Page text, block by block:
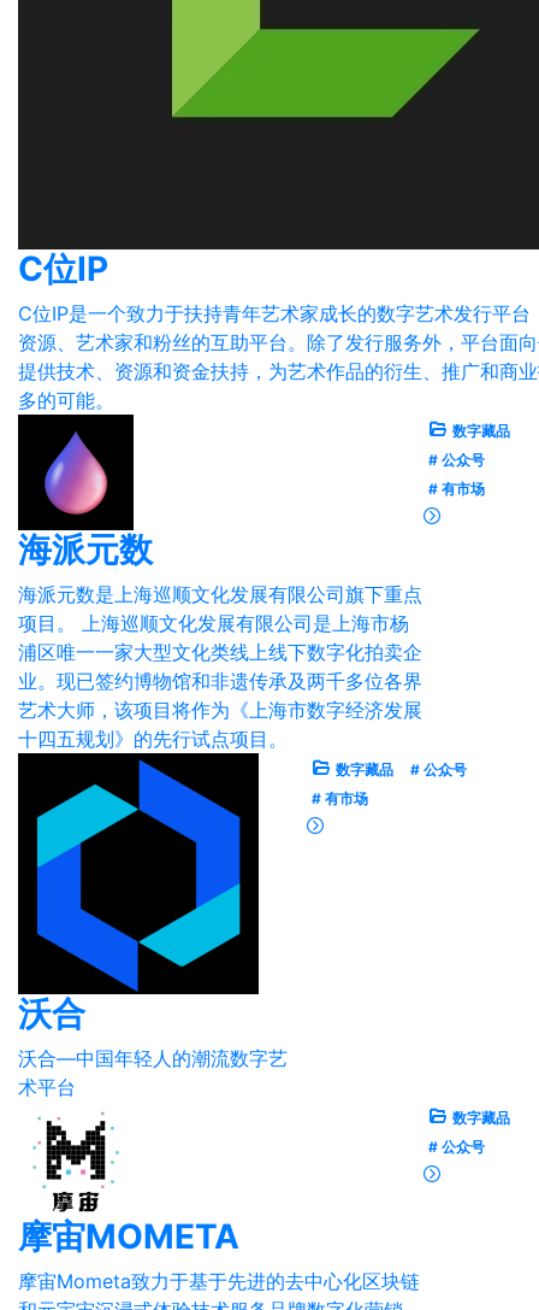
C位IP
C位IP是一个致力于扶持青年艺术家成长的数字艺术发行平台
资源、艺术家和粉丝的互助平台。除了发行服务外，平台面
提供技术、资源和资金扶持，为艺术作品的衍生、推广和商
多的可能。
海派元数
海派元数是上海巡顺文化发展有限公司旗下重点
项目。 上海巡顺文化发展有限公司是上海市杨
浦区唯⼀⼀家⼤型⽂化类线上线下数字化拍卖企
业。现已签约博物馆和非遗传承及两千多位各界
艺术大师，该项目将作为《上海市数字经济发展
十四五规划》的先行试点项目。
数字藏品
# 公众号
# 有市场
沃合
沃合—中国年轻人的潮流数字艺
术平台
数字藏品
# 公众号
# 有市场
摩宙MOMETA
摩宙Mometa致力于基于先进的去中心化区块链
数字藏品
# 公众号